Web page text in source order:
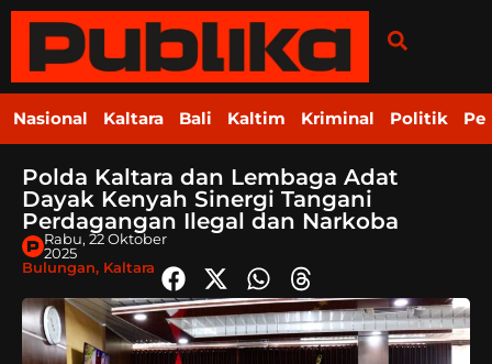
Nasional Kaltara Bali Kaltim Kriminal Politik
Polda Kaltara dan Lembaga Adat
Dayak Kenyah Sinergi Tangani
Perdagangan Ilegal dan Narkoba
Rabu, 22 Oktober
2025
Bulungan, Kaltara